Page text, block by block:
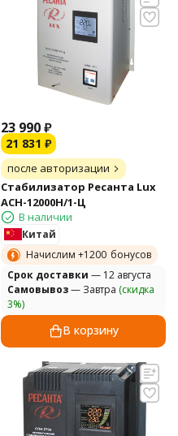
23 990₽
21 831 ₽
после авторизации
Стабилизатор Ресанта Lux
АСН-12000Н/1-Ц
В наличии
Китай
Начислим +1200 бонусов
Cрок доставки — 12 августа
Самовывоз— Завтра (скидка
3%)
В корзину